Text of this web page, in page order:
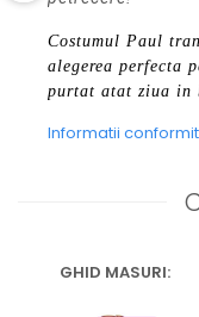
Costumul Paul
alegerea perfecta
purtat atat ziua in
Informatii
GHID MASURI: